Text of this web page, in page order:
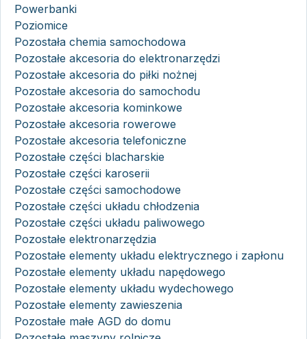
Powerbanki
Poziomice
Pozostała chemia samochodowa
Pozostałe akcesoria do elektronarzędzi
Pozostałe akcesoria do piłki nożnej
Pozostałe akcesoria do samochodu
Pozostałe akcesoria kominkowe
Pozostałe akcesoria rowerowe
Pozostałe akcesoria telefoniczne
Pozostałe części blacharskie
Pozostałe części karoserii
Pozostałe części samochodowe
Pozostałe części układu chłodzenia
Pozostałe części układu paliwowego
Pozostałe elektronarzędzia
Pozostałe elementy układu elektrycznego i zapłonu
Pozostałe elementy układu napędowego
Pozostałe elementy układu wydechowego
Pozostałe elementy zawieszenia
Pozostałe małe AGD do domu